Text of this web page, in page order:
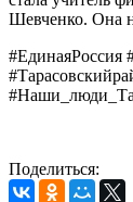
Шевченко. Она
#ЕдинаяРоссия
Поделиться: